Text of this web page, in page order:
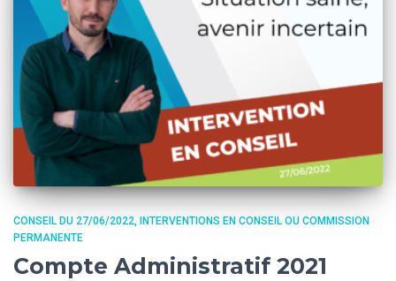
CONSEIL DU 27/06/2022
INTERVENTIONS EN CONSEIL OU COMMISSION
PERMANENTE
Compte Administratif 2021